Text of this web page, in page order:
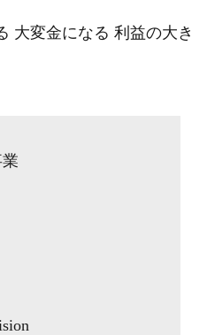
大変金になる 利益の大き